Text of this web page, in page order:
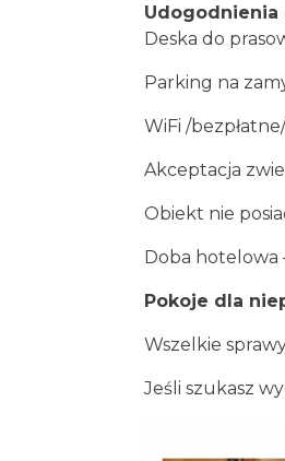
Udogodnienia
Deska do
Parking na
WiFi /bezpłatne/
Akceptacja
Obiekt nie
Doba hotelowa
Pokoje dla
Wszelkie
Jeśli szukasz